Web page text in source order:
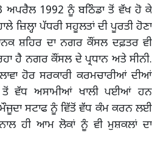
ਅਪਰੈਲ 1992 ਨੂੰ ਬਠਿੰਡਾ ਤੋਂ ਵੱਖ ਹੋ ਕੇ
ਜ਼ਿਲ੍ਹਾ ਪੱਧਰੀ ਸਹੂਲਤਾਂ ਦੀ ਪੂਰਤੀ ਹੋਣਾ
ਸ਼ਹਿਰ ਦਾ ਨਗਰ ਕੌਂਸਲ ਦਫ਼ਤਰ ਵੀ
ਹੈ ਨਗਰ ਕੌਂਸਲ ਦੇ ਪ੍ਰਧਾਨ ਅਤੇ ਸੀਨੀ.
ਹੋਰ ਸਰਕਾਰੀ ਕਰਮਚਾਰੀਆਂ ਦੀਆਂ
ਤੋਂ ਵੱਧ ਅਸਾਮੀਆਂ ਖਾਲੀ ਪਈਆਂ ਹਨ
ਸਟਾਫ ਨੂੰ ਵਿੱਤੋਂ ਵੱਧ ਕੰਮ ਕਰਨ ਲਈ
ਹੀ ਆਮ ਲੋਕਾਂ ਨੂੰ ਵੀ ਮੁਸ਼ਕਲਾਂ ਦਾ